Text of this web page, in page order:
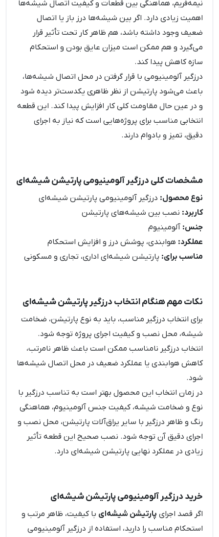
نیمه‌فریم، هماهنگی بین قطعات و کیفیت اتصال شیشه‌ها
اهمیت زیادی دارد. اگر بین شیشه‌ها درز باز یا اتصال
ضعیف وجود داشته باشد، هم ظاهر کار تحت تأثیر قرار
می‌گیرد و هم ممکن است میزان عایق بودن و استحکام
سازه کاهش پیدا کند.
درزگیر آلومینیومی با قرار گرفتن در محل اتصال شیشه‌ها،
باعث می‌شود پارتیشن از نظر ظاهری یکدست‌تر دیده شود
و در عین حال مقاومت کلی کار افزایش پیدا کند. این قطعه
انتخابی مناسب برای پروژه‌هایی است که نیاز به اجرای
دقیق، تمیز و بادوام دارند.
مشخصات کلی درزگیر آلومینیومی پارتیشن شیشه‌ای
نوع محصول: درزگیر آلومینیومی پارتیشن شیشه‌ای
کاربرد: نصب بین شیشه‌های پارتیشن
جنس: آلومینیوم
عملکرد: هوابندی، پوشش درز و افزایش استحکام
مناسب برای: پارتیشن شیشه‌ای اداری، تجاری و مسکونی
نکات مهم هنگام انتخاب درزگیر پارتیشن شیشه‌ای
برای انتخاب درزگیر مناسب، باید به نوع پارتیشن، ضخامت
شیشه، محل نصب و کیفیت اجرای پروژه توجه شود.
انتخاب درزگیر نامناسب ممکن است باعث ظاهر نامرتب،
کاهش هوابندی یا عملکرد ضعیف در محل اتصال شیشه‌ها
شود.
در زمان انتخاب این محصول بهتر است به تناسب درزگیر با
نوع و ضخامت شیشه، کیفیت جنس آلومینیوم، هماهنگی
رنگ و ظاهر درزگیر با سایر یراق‌آلات پارتیشن، محل نصب و
اجرای دقیق آن توجه شود. نصب صحیح این قطعه تأثیر
زیادی در عملکرد نهایی پارتیشن شیشه‌ای دارد.
خرید درزگیر آلومینیومی پارتیشن شیشه‌ای
اگر قصد اجرای پارتیشن شیشه‌ای با کیفیت، ظاهر مرتب و
استحکام مناسب را دارید، استفاده از درزگیر آلومینیومی